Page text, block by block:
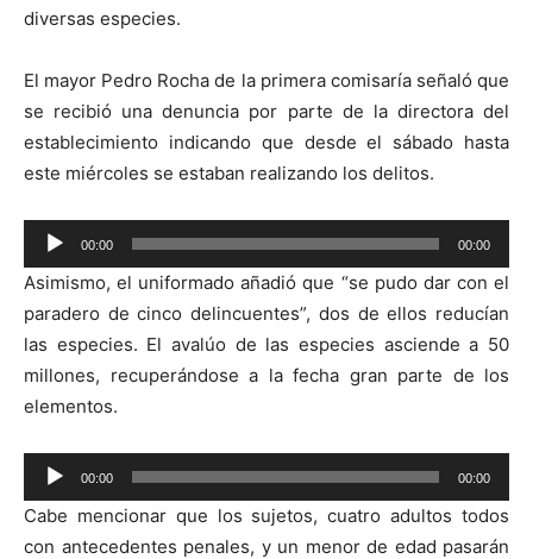
diversas especies.
El mayor Pedro Rocha de la primera comisaría señaló que
se recibió una denuncia por parte de la directora del
establecimiento indicando que desde el sábado hasta
este miércoles se estaban realizando los delitos.
Reproductor
de
audio
00:00 00:00
Asimismo, el uniformado añadió que “se pudo dar con el
paradero de cinco delincuentes”, dos de ellos reducían
las especies. El avalúo de las especies asciende a 50
millones, recuperándose a la fecha gran parte de los
elementos.
Reproductor
de
audio
00:00 00:00
Cabe mencionar que los sujetos, cuatro adultos todos
con antecedentes penales, y un menor de edad pasarán